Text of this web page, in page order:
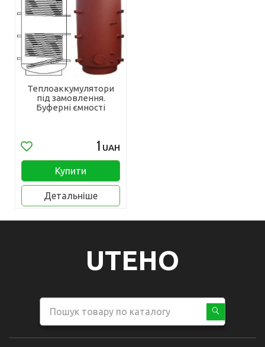
Теплоаккумулятори
під замовлення.
Буферні ємності
1 UAH
Купити
Детальніше
UTEHO